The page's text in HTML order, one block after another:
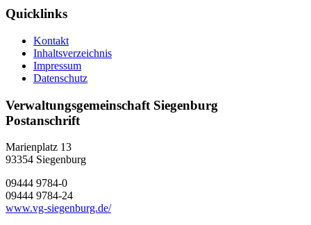
Quicklinks
Kontakt
Inhaltsverzeichnis
Impressum
Datenschutz
Verwaltungsgemeinschaft Siegenburg
Postanschrift
Marienplatz 13
93354 Siegenburg
09444 9784-0
09444 9784-24
www.vg-siegenburg.de/